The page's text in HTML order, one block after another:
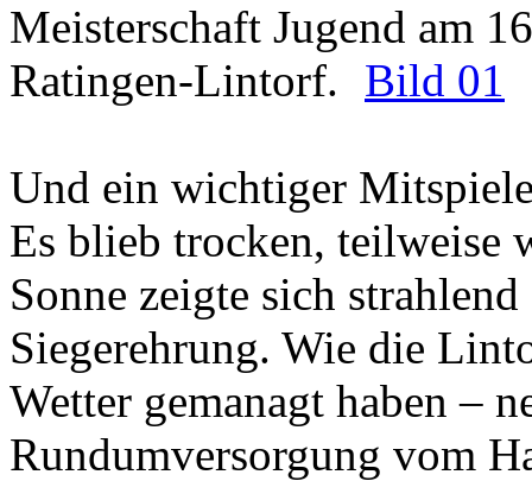
Meisterschaft Jugend am
Ratingen-Lintorf. Bild 01
Und ein wichtiger
Es blieb trocken, teilweise
Sonne zeigte sich
Siegerehrung. Wie die
Wetter gemanagt haben –
Rundumversorgung vom